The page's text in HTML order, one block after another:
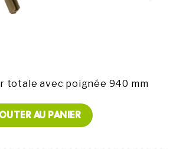
totale avec poignée 940 mm
AU PANIER